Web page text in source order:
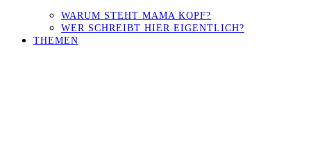
WARUM STEHT MAMA KOPF?
WER SCHREIBT HIER EIGENTLICH?
THEMEN